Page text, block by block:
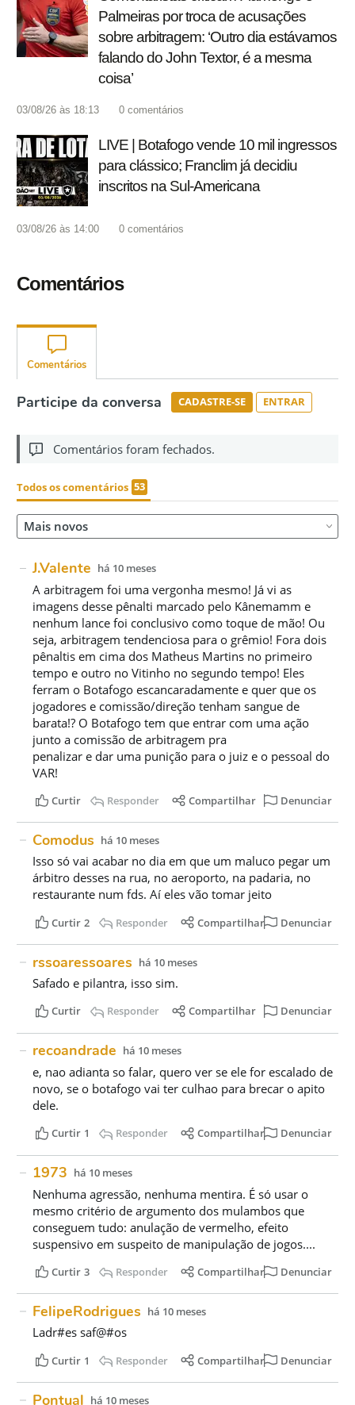
Palmeiras por troca de acusações
sobre arbitragem: ‘Outro dia estávamos
falando do John Textor, é a mesma
coisa’
03/08/26 às 18:13 0 comentários
LIVE | Botafogo vende 10 mil ingressos
para clássico; Franclim já decidiu
inscritos na Sul-Americana
03/08/26 às 14:00 0 comentários
Comentários